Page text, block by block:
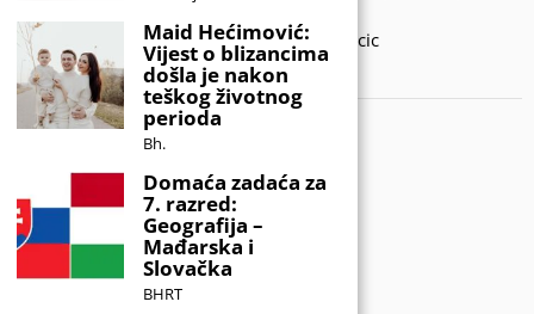
Developed by Amar SIjercic
IZAŠAO JE NOVI MAGAZIN!
Maid Hećimović:
Vijest o blizancima
došla je nakon
teškog životnog
perioda
Bh.
Domaća zadaća za
7. razred:
Geografija –
Mađarska i
Slovačka
BHRT